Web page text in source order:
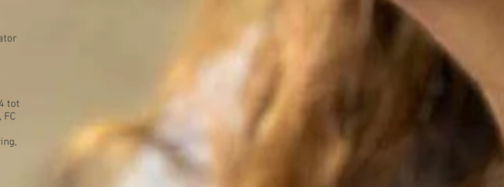
tot
FC